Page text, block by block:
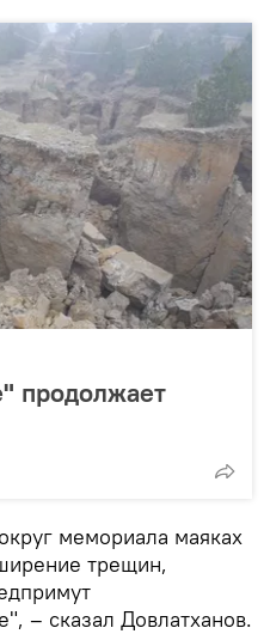
продолжает
мемориала маяках
трещин,
– сказал Довлатханов.